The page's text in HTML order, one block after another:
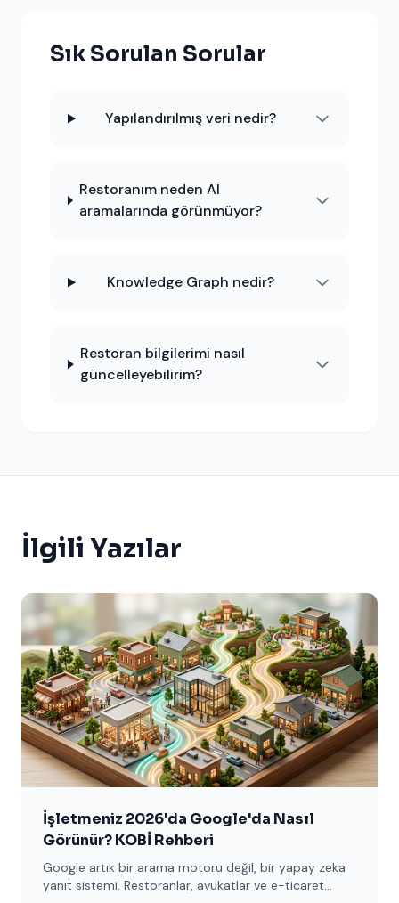
Sık Sorulan Sorular
Yapılandırılmış veri nedir?
Restoranım neden AI
aramalarında görünmüyor?
Knowledge Graph nedir?
Restoran bilgilerimi nasıl
güncelleyebilirim?
İlgili Yazılar
İşletmeniz 2026'da Google'da Nasıl
Görünür? KOBİ Rehberi
Google artık bir arama motoru değil, bir yapay zeka
yanıt sistemi. Restoranlar, avukatlar ve e-ticaret